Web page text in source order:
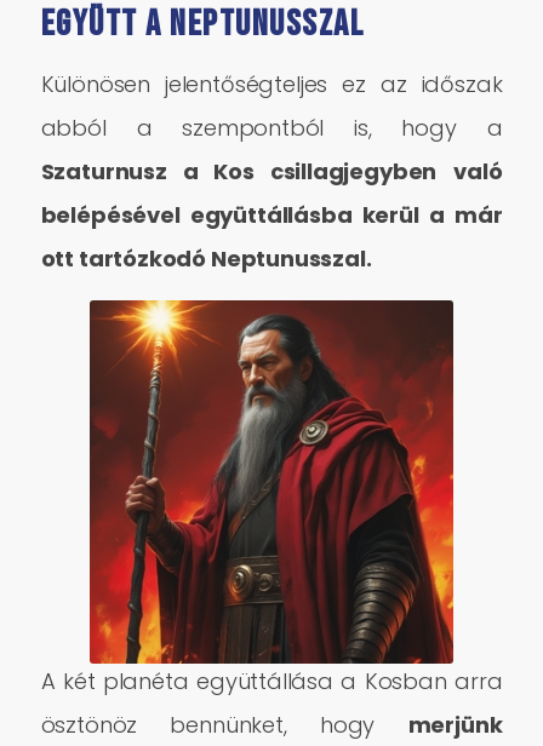
Együtt a Neptunusszal
Különösen jelentőségteljes ez az időszak
abból a szempontból is, hogy a
Szaturnusz a Kos csillagjegyben
való
belépésével együttállásba kerül a már
ott tartózkodó Neptunusszal.
A két planéta együttállása a Kosban arra
ösztönöz bennünket, hogy merjünk